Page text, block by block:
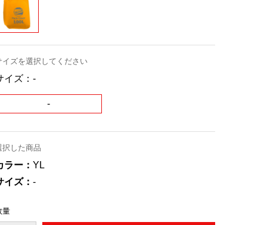
イズを選択してください
イズ： -
-
択した商品
ラー： YL
イズ： -
量